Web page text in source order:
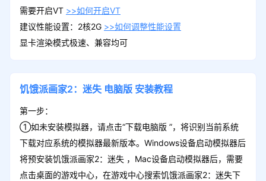
需要开启VT >>如何开启VT
建议性能设置：2核2G >>如何调整性能设置
显卡渲染模式极速、兼容均可
饥饿派画家2：迷失 电脑版 安装教程
第一步：
①如未安装模拟器，请点击“下载电脑版 ”，将识别当前系统
下载对应系统的模拟器最新版本。Windows设备启动模拟器后
将预安装饥饿派画家2：迷失 ，Mac设备启动模拟器后，需要
点击桌面的游戏中心，在游戏中心搜索饥饿派画家2：迷失下